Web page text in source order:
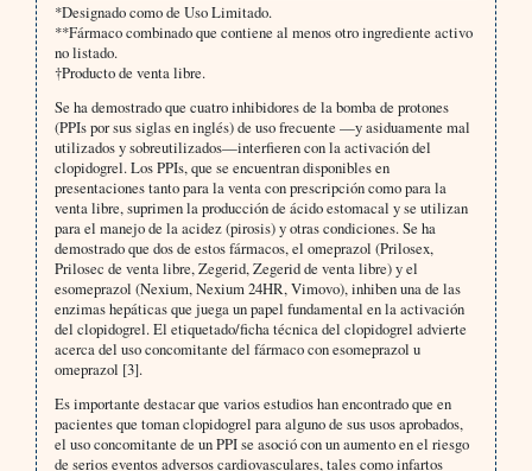
*Designado como de Uso Limitado.
**Fármaco combinado que contiene al menos otro ingrediente activo
no listado.
†Producto de venta libre.
Se ha demostrado que cuatro inhibidores de la bomba de protones
(PPIs por sus siglas en inglés) de uso frecuente —y asiduamente mal
utilizados y sobreutilizados—interfieren con la activación del
clopidogrel. Los PPIs, que se encuentran disponibles en
presentaciones tanto para la venta con prescripción como para la
venta libre, suprimen la producción de ácido estomacal y se utilizan
para el manejo de la acidez (pirosis) y otras condiciones. Se ha
demostrado que dos de estos fármacos, el omeprazol (Prilosex,
Prilosec de venta libre, Zegerid, Zegerid de venta libre) y el
esomeprazol (Nexium, Nexium 24HR, Vimovo), inhiben una de las
enzimas hepáticas que juega un papel fundamental en la activación
del clopidogrel. El etiquetado/ficha técnica del clopidogrel advierte
acerca del uso concomitante del fármaco con esomeprazol u
omeprazol [3].
Es importante destacar que varios estudios han encontrado que en
pacientes que toman clopidogrel para alguno de sus usos aprobados,
el uso concomitante de un PPI se asoció con un aumento en el riesgo
de serios eventos adversos cardiovasculares, tales como infartos